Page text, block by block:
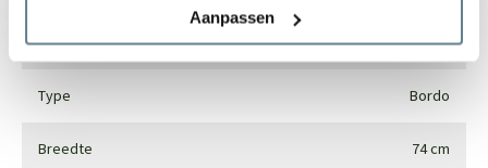
Aanpassen
Materiaal Fiberglass
Type Bordo
Breedte 74 cm